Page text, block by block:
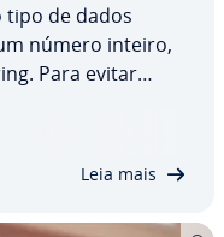
tipo de dados
número inteiro,
Para evitar
Leia mais